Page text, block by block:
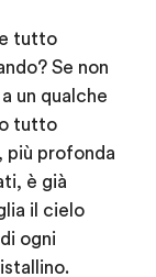
tutto
Se non
un qualche
tutto
più profonda
è già
il cielo
ogni